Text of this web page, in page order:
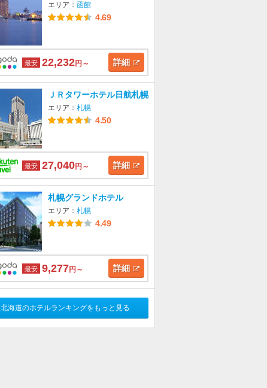
エリア： 函館
4.69
最安 22,232円～ 詳細
ＪＲタワーホテル日航札幌
エリア： 札幌
4.50
最安 27,040円～ 詳細
札幌グランドホテル
エリア： 札幌
4.49
最安 9,277円～ 詳細
北海道のホテルランキングをもっと見る